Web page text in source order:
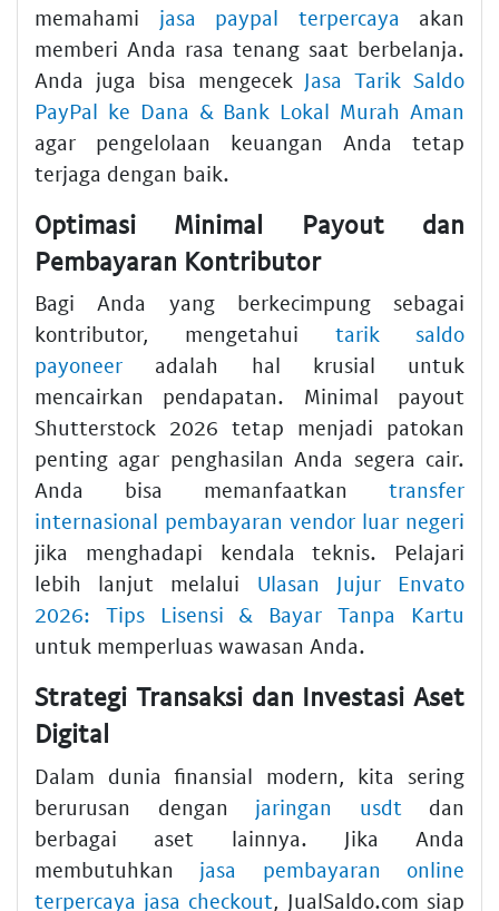
memahami jasa paypal terpercaya akan
memberi Anda rasa tenang saat berbelanja.
Anda juga bisa mengecek Jasa Tarik Saldo
PayPal ke Dana & Bank Lokal Murah Aman
agar pengelolaan keuangan Anda tetap
terjaga dengan baik.
Optimasi Minimal Payout dan
Pembayaran Kontributor
Bagi Anda yang berkecimpung sebagai
kontributor, mengetahui tarik saldo
payoneer adalah hal krusial untuk
mencairkan pendapatan. Minimal payout
Shutterstock 2026 tetap menjadi patokan
penting agar penghasilan Anda segera cair.
Anda bisa memanfaatkan transfer
internasional pembayaran vendor luar negeri
jika menghadapi kendala teknis. Pelajari
lebih lanjut melalui Ulasan Jujur Envato
2026: Tips Lisensi & Bayar Tanpa Kartu
untuk memperluas wawasan Anda.
Strategi Transaksi dan Investasi Aset
Digital
Dalam dunia finansial modern, kita sering
berurusan dengan jaringan usdt dan
berbagai aset lainnya. Jika Anda
membutuhkan jasa pembayaran online
terpercaya jasa checkout, JualSaldo.com siap